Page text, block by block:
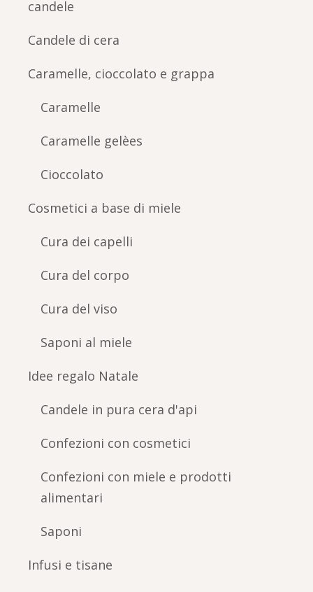
candele
Candele di cera
Caramelle, cioccolato e grappa
Caramelle
Caramelle gelèes
Cioccolato
Cosmetici a base di miele
Cura dei capelli
Cura del corpo
Cura del viso
Saponi al miele
Idee regalo Natale
Candele in pura cera d'api
Confezioni con cosmetici
Confezioni con miele e prodotti
alimentari
Saponi
Infusi e tisane